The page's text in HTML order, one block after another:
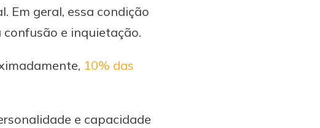
Em geral, essa condição
e inquietação.
10% das
e capacidade